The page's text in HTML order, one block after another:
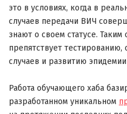
это в условиях, когда в
случаев передачи ВИЧ
знают о своем статусе. Таким
препятствует
случаев и развитию
Работа обучающего хаба
разработанном уникальном